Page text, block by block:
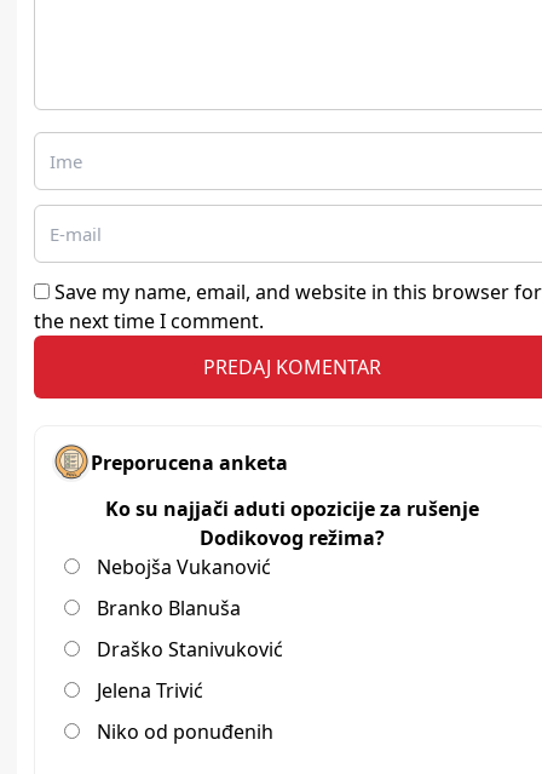
Save my name, email, and website in this browser for
the next time I comment.
Preporucena anketa
Ko su najjači aduti opozicije za rušenje
Dodikovog režima?
Nebojša Vukanović
Branko Blanuša
Draško Stanivuković
Jelena Trivić
Niko od ponuđenih